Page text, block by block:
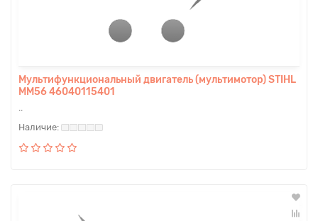
Мультифункциональный двигатель (мультимотор) STIHL
MM56 46040115401
..